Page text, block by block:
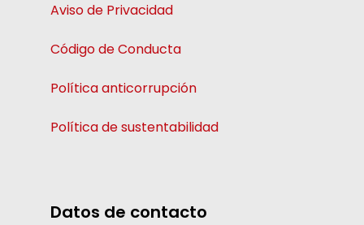
Aviso de Privacidad
Código de Conducta
Política anticorrupción
Política de sustentabilidad
Datos de contacto